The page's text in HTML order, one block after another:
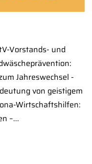
Vorstands- und
Jahreswechsel -
von geistigem
Wirtschaftshilfen:
–...